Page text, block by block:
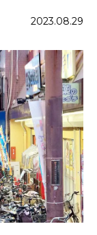
2023.08.29